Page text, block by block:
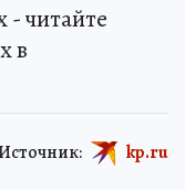
читайте
в
kp.ru